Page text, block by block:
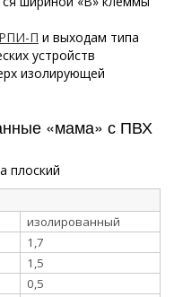
РПИ-П и выходам типа
устройств
изолирующей
«мама» с ПВХ
плоский
изолированный
1,7
1,5
0,5